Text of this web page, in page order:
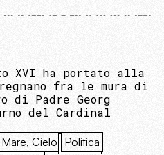
XVI ha portato alla
fra le mura di
Padre Georg
del Cardinal
Cielo Politica